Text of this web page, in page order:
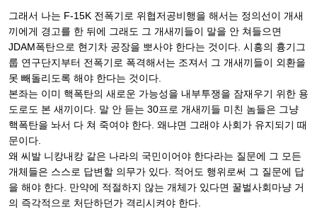
그래서 나는 F-15K 전폭기로 위협저공비행을 해서는 정의선이 개새
끼에게 경고를 한 뒤에 그래도 그 개새끼들이 말을 안 쳐들으면
JDAM폭탄으로 현기차 공장을 뽀사야 한다는 것이다. 시흥의 흉기그
룹 연구단지부터 전폭기로 폭격해서는 조져서 그 개새끼들이 외환을
못 빼돌리도록 해야 한다는 것이다.
본좌는 이미 핵폭탄의 새로운 가능성을 내부투쟁을 잠재우기 위한 용
도로도 본 새끼이다. 말 안 듣는 30프로 개새끼들 미친 놈들은 그냥
핵폭탄을 놔서 다 쳐 죽여야 한다. 왜냐면 그래야 사회가 유지되기 때
문이다.
왜 씨발 니캉내캉 같은 나라의 국민이어야 한다라는 질문에 그 모든
개체들은 스스로 답변할 의무가 있다. 적어도 행위로써 그 질문에 답
을 해야 한다. 만약에 적절하지 않는 개체가 있다면 꿀벌사회마냥 거
의 즉각적으로 처단하던가 격리시켜야 한다.